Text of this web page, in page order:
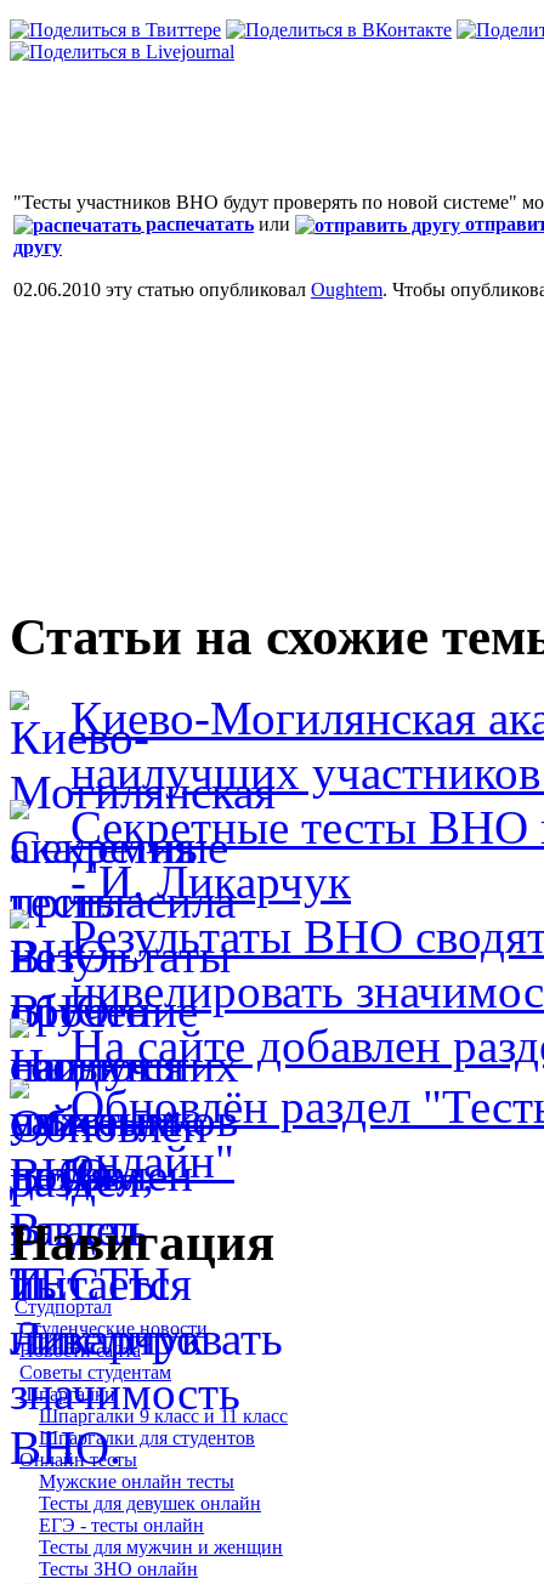
"Тесты участников ВНО будут проверять по новой системе"
распечатать или
другу
02.06.2010 эту статью опубликовал Oughtem. Чтобы
Статьи на схожие
Киево-Могилянская
наилучших
Секретные тесты
- И. Ликарчук
Результаты ВНО
нивелировать
На сайте добавлен
Обновлён раздел
онлайн"
Навигация
Студпортал
Студенческие новости
Новости сайта
Советы студентам
Шпаргалки
Шпаргалки 9 класс и 11 класс
Шпаргалки для студентов
Онлайн тесты
Мужские онлайн тесты
Тесты для девушек онлайн
ЕГЭ - тесты онлайн
Тесты для мужчин и женщин
Тесты ЗНО онлайн